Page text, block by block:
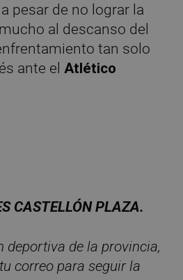
pesar de no lograr la
al descanso del
tan solo
ante elAtlético
CASTELLÓN PLAZA.
deportiva de la provincia,
correo para seguir la